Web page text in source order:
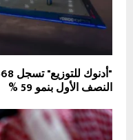
النصف الأول بنمو 59 %